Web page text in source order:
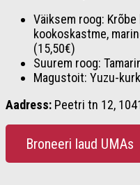
Väiksem roog:
kookoskastme,
(15,50€)
Suurem roog:
Magustoit: Yuzu-
Aadress: Peetri tn 12,
Broneeri laud UMAs